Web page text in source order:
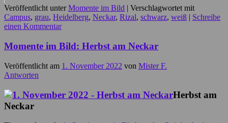
Veröffentlicht unter Momente im Bild
Verschlagwortet mit
Campus, grau, Heidelberg, Neckar, Rizal, schwarz, weiß
Schreibe
einen Kommentar
Momente im Bild: Herbst am Neckar
Veröffentlicht am 1. November 2022 von Mister F.
Antworten
Herbst am
Neckar